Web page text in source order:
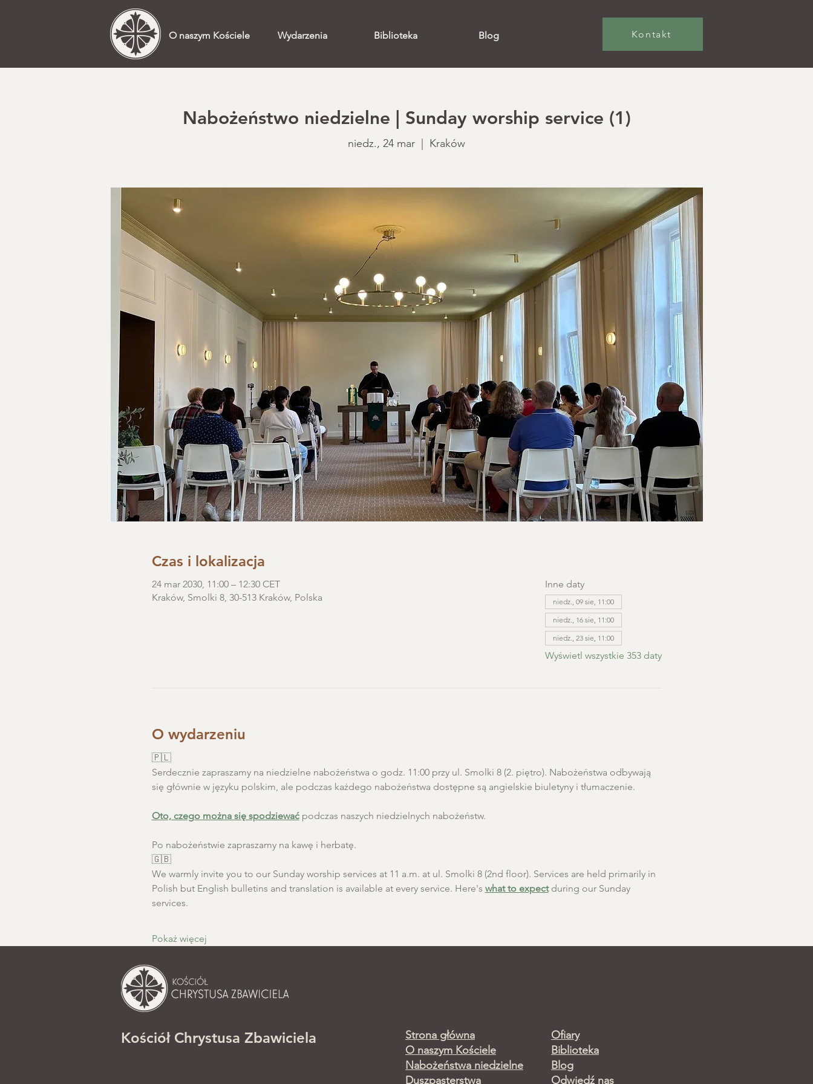
O naszym Kościele Wydarzenia Biblioteka Blog Kontakt
Nabożeństwo niedzielne | Sunday worship service (1)
niedz., 24 mar Kraków
Czas i lokalizacja
24 mar 2030, 11:00 – 12:30 CET
Kraków, Smolki 8, 30-513 Kraków, Polska
Inne daty
niedz., 09 sie, 11:00
niedz., 16 sie, 11:00
niedz., 23 sie, 11:00
Wyświetl wszystkie 353 daty
O wydarzeniu
🇵🇱
Serdecznie zapraszamy na niedzielne nabożeństwa o godz. 11:00 przy ul. Smolki 8 (2. piętro). Nabożeństwa odbywają
się głównie w języku polskim, ale podczas każdego nabożeństwa dostępne są angielskie biuletyny i tłumaczenie.
Oto, czego można się spodziewać podczas naszych niedzielnych nabożeństw.
Po nabożeństwie zapraszamy na kawę i herbatę.
🇬🇧
We warmly invite you to our Sunday worship services at 11 a.m. at ul. Smolki 8 (2nd floor). Services are held primarily in
Polish but English bulletins and translation is available at every service. Here's what to expect during our Sunday
services.
Pokaż więcej
Kościół Chrystusa Zbawiciela
Strona główna
O naszym Kościele
Nabożeństwa niedzielne
Duszpasterstwa
Ofiary
Biblioteka
Blog
Odwiedź nas